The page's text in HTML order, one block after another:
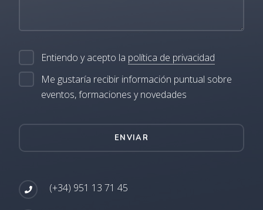
Entiendo y acepto la política de privacidad
Me gustaría recibir información puntual sobre
eventos, formaciones y novedades
ENVIAR
(+34) 951 13 71 45